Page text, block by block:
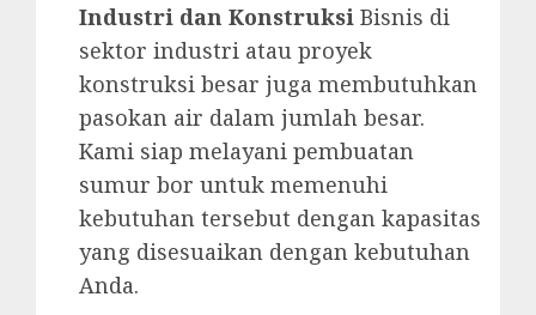
Industri dan Konstruksi Bisnis di
sektor industri atau proyek
konstruksi besar juga membutuhkan
pasokan air dalam jumlah besar.
Kami siap melayani pembuatan
sumur bor untuk memenuhi
kebutuhan tersebut dengan kapasitas
yang disesuaikan dengan kebutuhan
Anda.